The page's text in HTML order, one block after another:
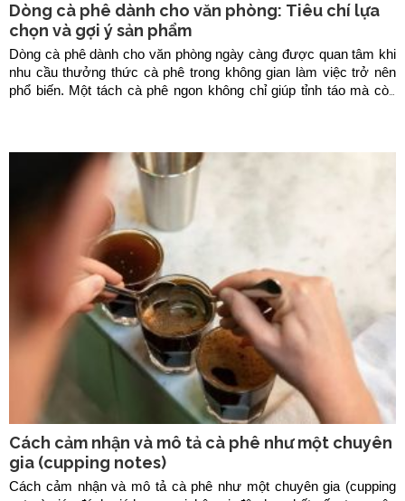
Dòng cà phê dành cho văn phòng: Tiêu chí lựa
chọn và gợi ý sản phẩm
Dòng cà phê dành cho văn phòng ngày càng được quan tâm khi
nhu cầu thưởng thức cà phê trong không gian làm việc trở nên
phổ biến. Một tách cà phê ngon không chỉ giúp tỉnh táo mà còn
Cách cảm nhận và mô tả cà phê như một chuyên
gia (cupping notes)
Cách cảm nhận và mô tả cà phê như một chuyên gia (cupping